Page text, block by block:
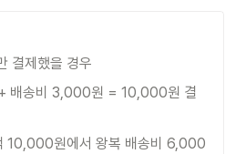
결제했을 경우
배송비 3,000원 = 10,000원 결
10,000원에서 왕복 배송비 6,000